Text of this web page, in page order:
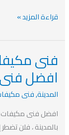
قراءة المزيد »
افضل فنى
المدينة,فنى
افضل فنى مكيفات
بالمدينة ، فلن
فنى
مكيفات
بالمدينة-
خصم
20%
افضل